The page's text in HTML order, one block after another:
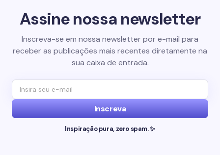
Assine nossa newsletter
Inscreva-se em nossa newsletter por e-mail para
receber as publicações mais recentes diretamente na
sua caixa de entrada.
Inscreva
Inspiração pura, zero spam. ✨